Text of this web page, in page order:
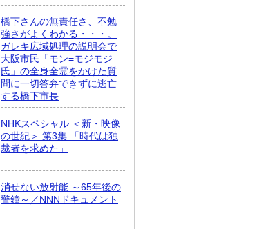
橋下さんの無責任さ、不勉
強さがよくわかる・・・。
ガレキ広域処理の説明会で
大阪市民「モン=モジモジ
氏」の全身全霊をかけた質
問に一切答弁できずに逃亡
する橋下市長
NHKスペシャル ＜新・映像
の世紀＞ 第3集 「時代は独
裁者を求めた」
消せない放射能 ～65年後の
警鐘～／NNNドキュメント